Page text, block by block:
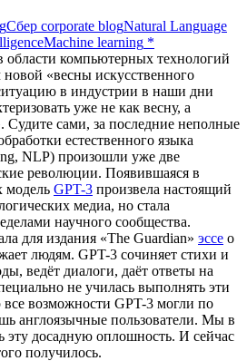
Сбер corporate blogNatural Language
Machine learning *
области компьютерных технологий
новой «весны искусственного
в индустрии в наши дни
уже не как весну, а
сами, за последние неполные
естественного языка
NLP) произошли уже две
революции. Появившаяся в
модель GPT-3 произвела настоящий
медиа, но стала
научного сообщества.
для издания «The Guardian» эссе о
людям. GPT-3 сочиняет стихи и
ведёт диалоги, даёт ответы на
не училась выполнять эти
возможности GPT-3 могли по
англоязычные пользователи. Мы в
эту досадную оплошность. И сейчас
получилось.